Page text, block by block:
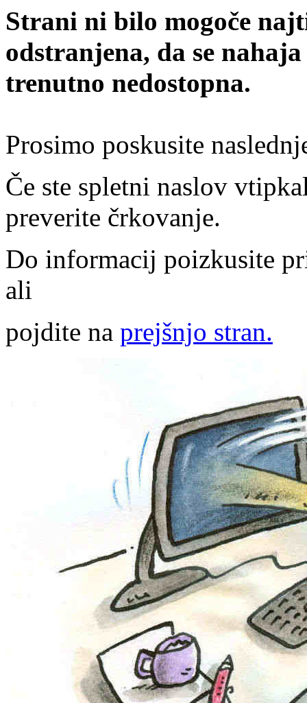
Strani ni bilo mogoče
odstranjena, da se
trenutno nedostopna.
Prosimo poskusite
Če ste spletni naslov
preverite črkovanje.
Do informacij poizkusite
ali
pojdite na prejšnjo stran.